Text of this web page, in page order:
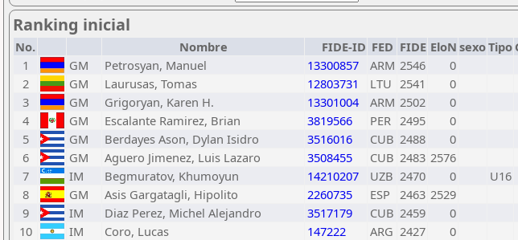
Ranking inicial
No. Nombre FIDE-ID FED FIDE EloN sexoTipo
1
GM Petrosyan, Manuel 13300857 ARM 2546
0
2
GM Laurusas, Tomas 12803731 LTU 2541
0
3
GM Grigoryan, Karen H. 13301004 ARM 2502
0
4
GM Escalante Ramirez, Brian 3819566 PER 2495
0
5
GM Berdayes Ason, Dylan Isidro 3516016 CUB 2488
0
6
GM Aguero Jimenez, Luis Lazaro 3508455 CUB 2483 2576
7
IM Begmuratov, Khumoyun 14210207 UZB 2470 0
U16
8
GM Asis Gargatagli, Hipolito 2260735 ESP 2463 2529
9
IM Diaz Perez, Michel Alejandro 3517179 CUB 2459
0
10
IM Coro, Lucas 147222 ARG 2427
0